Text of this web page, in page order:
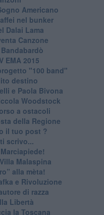
Americano
nel bunker
Dalai Lama
Canzone
EMA 2015
"100 band"
destino
e Paola Bivona
Woodstock
a ostacoli
della Regione
il tuo post ?
scrivo...
Malaspina
alla mèta!
e Rivoluzione
di razza
Libertà
la Toscana